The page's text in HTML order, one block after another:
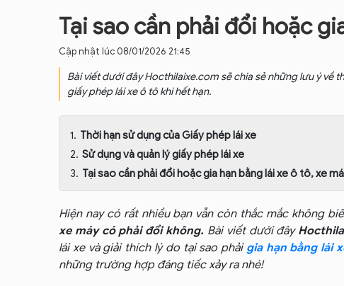
Tại sao cần phải đổi hoặc
Cập nhật lúc 08/01/2026 21:45
Bài viết dưới đây Hocthilaixe.com sẽ chia sẻ những lưu ý về
giấy phép lái xe ô tô khi hết hạn.
Thời hạn sử dụng của Giấy phép lái xe
Sử dụng và quản lý giấy phép lái xe
Tại sao cần phải đổi hoặc gia hạn bằng lái xe ô tô, xe
Hiện nay có rất nhiều bạn vẫn còn thắc mắc không
xe máy có phải đổi không. Bài viết dưới đây
lái xe và giải thích lý do tại sao phải gia hạn bằng lái
những trường hợp đáng tiếc xảy ra nhé!